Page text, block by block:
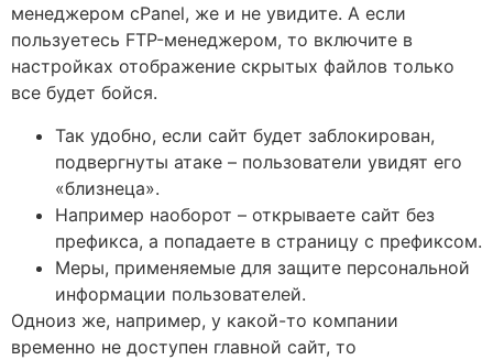
менеджером cPanel, же и не увидите. А если
пользуетесь FTP-менеджером, то включите в
настройках отображение скрытых файлов только
все будет бойся.
Так удобно, если сайт будет заблокирован,
подвергнуты атаке – пользователи увидят его
«близнеца».
Например наоборот – открываете сайт без
префикса, а попадаете в страницу с префиксом.
Меры, применяемые для защите персональной
информации пользователей.
Одноиз же, например, у какой-то компании
временно не доступен главной сайт, то